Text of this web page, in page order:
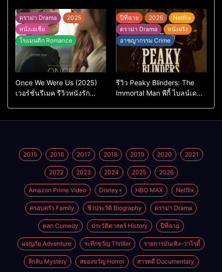
ต้นฉบับเกาหลี
แต่ยังไปไม่ถึงไหน
ดราม่า Drama
2025
หนังเอเชีย
โรแมนติก Romance
Once We Were Us (2025)
เวอร์ชั่นรีเมค รีวิวหนังรัก
ปีที่ฉาย 2026
Netflix
ดราม่า Drama
หนังฝรั่ง
อาชญากรรม Crime
รีวิว Peaky Blinders: The
Immortal Man พีกี้ ไบลน์เด
2015 2016 2017 2018 2019 2020 2021
2022 2023 2024 2025 2026
Amazon Prime Video Disney+ HBO MAX Netflix
ครอบครัว Family ชีวประวัติ Biography ดราม่า Drama
ตลก Comedy ประวัติศาสตร์ History ปีที่ฉาย
ผจญภัย Adventure ระทึกขวัญ Thriller รายการบันเทิง–วาไรตี้
ลึกลับ Mystery สยองขวัญ Horror สารคดี Documentary